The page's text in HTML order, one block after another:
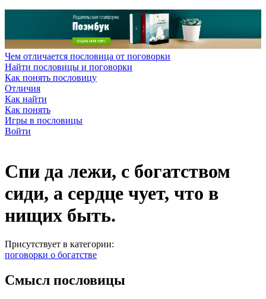
Чем отличается пословица от поговорки
Найти пословицы и поговорки
Как понять пословицу
Отличия
Как найти
Как понять
Игры в пословицы
Войти
Спи да лежи, с богатством
сиди, а сердце чует, что в
нищих быть.
Присутствует в категории:
поговорки о богатстве
Смысл пословицы